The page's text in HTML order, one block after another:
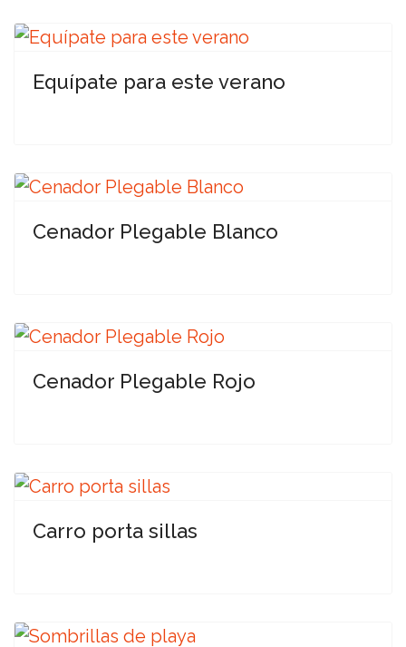
Equípate para este verano
Cenador Plegable Blanco
Cenador Plegable Rojo
Carro porta sillas